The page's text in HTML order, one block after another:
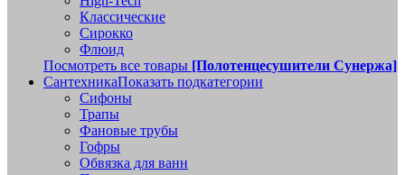
Классические
Сирокко
Флюид
Посмотреть все товары [Полотенцесушители Сунержа]
СантехникаПоказать подкатегории
Сифоны
Трапы
Фановые трубы
Гофры
Обвязка для ванн